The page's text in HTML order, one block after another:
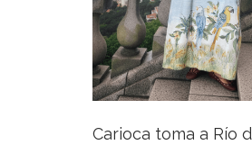
Carioca toma a Río